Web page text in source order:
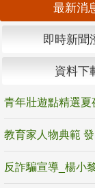
最新消
即時新聞
資料下
反詐騙宣導_楊小